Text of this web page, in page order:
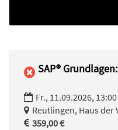
SAP®
Fr., 11.09.2026,
Reutlingen, Haus der
359,00 €